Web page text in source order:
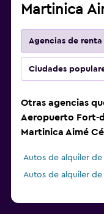
Martinica
Agencias de
Ciudades
Otras agencias
Aeropuerto Fort-
Martinica Aimé
Autos de alquiler de
Autos de alquiler de